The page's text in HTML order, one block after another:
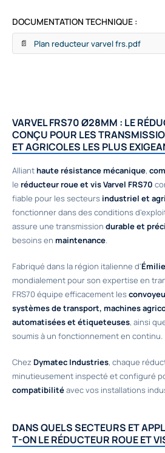
DOCUMENTATION TECHNIQUE :
📄 Plan reducteur varvel frs.pdf
VARVEL FRS70 Ø28MM : LE
CONÇU POUR LES
ET AGRICOLES LES PLUS
Allianthaute résistance mécanique,
le réducteur roue et vis Varvel FRS70
fiable pour les secteurs industriel et
fonctionner dans des conditions
assure une transmission durable et
besoins en maintenance.
Fabriqué dans la région italienne d'
mondialement pour son expertise en
FRS70 équipe efficacement les
systèmes de transport, machines
automatisées et étiqueteuses, ainsi
soumis à un fonctionnement en continu.
Chez Dymatec Industries, chaque
minutieusement inspecté et configuré
compatibilitéavec vos installations
DANS QUELS SECTEURS ET
T-ON LE RÉDUCTEUR ROUE ET